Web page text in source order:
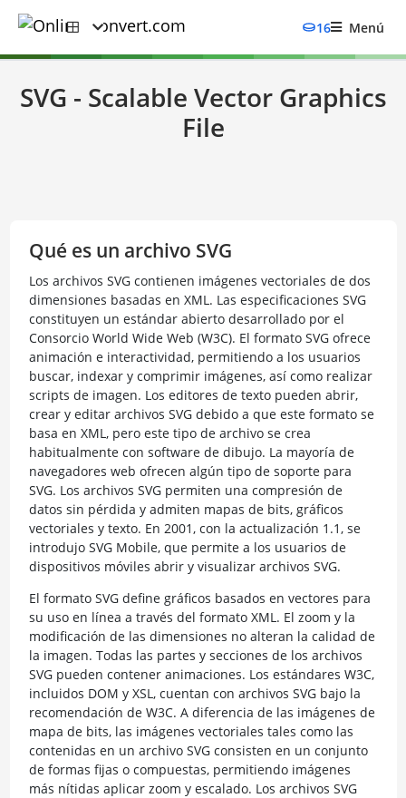
16 Menú
SVG - Scalable Vector Graphics
File
Qué es un archivo SVG
Los archivos SVG contienen imágenes vectoriales de dos
dimensiones basadas en XML. Las especificaciones SVG
constituyen un estándar abierto desarrollado por el
Consorcio World Wide Web (W3C). El formato SVG ofrece
animación e interactividad, permitiendo a los usuarios
buscar, indexar y comprimir imágenes, así como realizar
scripts de imagen. Los editores de texto pueden abrir,
crear y editar archivos SVG debido a que este formato se
basa en XML, pero este tipo de archivo se crea
habitualmente con software de dibujo. La mayoría de
navegadores web ofrecen algún tipo de soporte para
SVG. Los archivos SVG permiten una compresión de
datos sin pérdida y admiten mapas de bits, gráficos
vectoriales y texto. En 2001, con la actualización 1.1, se
introdujo SVG Mobile, que permite a los usuarios de
dispositivos móviles abrir y visualizar archivos SVG.
El formato SVG define gráficos basados en vectores para
su uso en línea a través del formato XML. El zoom y la
modificación de las dimensiones no alteran la calidad de
la imagen. Todas las partes y secciones de los archivos
SVG pueden contener animaciones. Los estándares W3C,
incluidos DOM y XSL, cuentan con archivos SVG bajo la
recomendación de W3C. A diferencia de las imágenes de
mapa de bits, las imágenes vectoriales tales como las
contenidas en un archivo SVG consisten en un conjunto
de formas fijas o compuestas, permitiendo imágenes
más nítidas aplicar zoom y escalado. Los archivos SVG